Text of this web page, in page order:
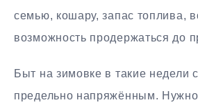
семью, кошару, запас топлива,
возможность продержаться до
Быт на зимовке в такие недели
предельно напряжённым.